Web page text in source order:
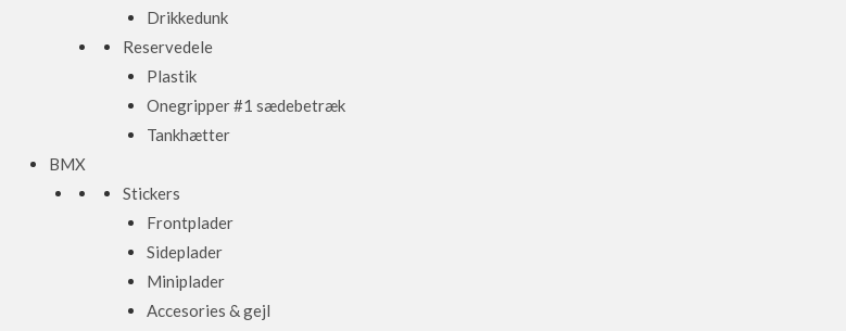
Drikkedunk
Reservedele
Plastik
Onegripper #1 sædebetræk
Tankhætter
BMX
Stickers
Frontplader
Sideplader
Miniplader
Accesories & gejl